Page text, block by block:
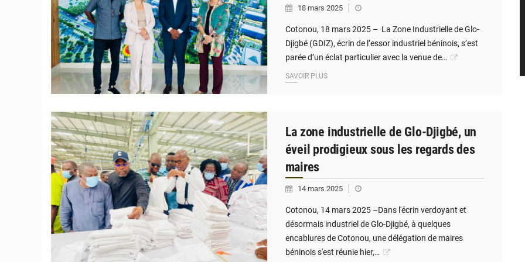
18 mars 2025
Cotonou, 18 mars 2025 – La Zone Industrielle de Glo-
Djigbé (GDIZ), écrin de l’essor industriel béninois, s’est
parée d’un éclat particulier avec la venue de…
SAVOIR PLUS
La zone industrielle de Glo-Djigbé, un
éveil prodigieux sous les regards des
maires
14 mars 2025
Cotonou, 14 mars 2025 –Dans l'écrin verdoyant et
désormais industriel de Glo-Djigbé, à quelques
encablures de Cotonou, une délégation de maires
béninois s'est réunie hier,…